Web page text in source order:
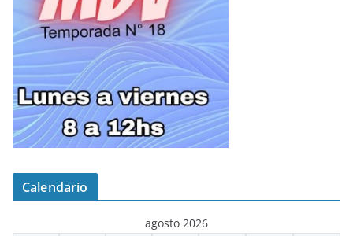
Calendario
agosto 2026